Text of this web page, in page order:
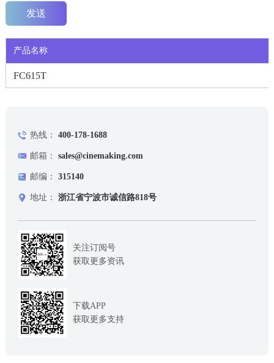
产品名称
FC615T
热线： 400-178-1688
邮箱： sales@cinemaking.com
邮编： 315140
地址： 浙江省宁波市诚信路818号
关注订阅号
获取更多资讯
下载APP
获取更多支持